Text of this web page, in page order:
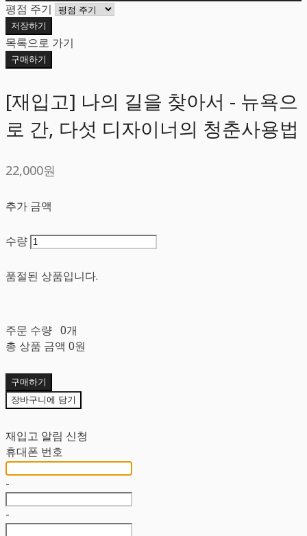
평점 주기
저장하기
목록으로 가기
구매하기
[재입고] 나의 길을 찾아서 - 뉴욕으
로 간, 다섯 디자이너의 청춘사용법
22,000원
추가 금액
수량
품절된 상품입니다.
주문 수량 0개
총 상품 금액 0원
구매하기
장바구니에 담기
재입고 알림 신청
휴대폰 번호
-
-